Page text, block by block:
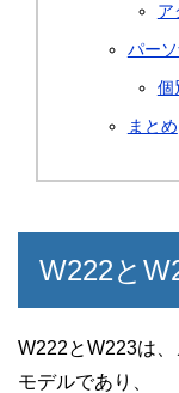
ア
パー
個
まとめ
W222と
W222とW223は
モデルであり、